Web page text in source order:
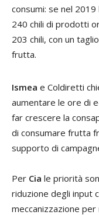
consumi: se nel
240 chili di prodotti
203 chili, con un
frutta.
Ismea e Coldiretti
aumentare le ore di
far crescere la
di consumare frutta
supporto di
Per Cia le priorità
riduzione degli input
meccanizzazione